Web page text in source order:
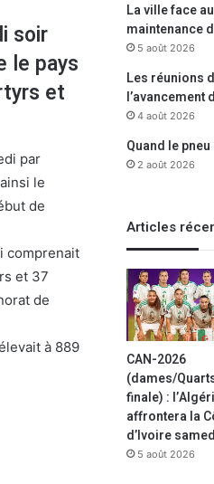
soir
le pays
et
par
le
de
comprenait
et 37
de
à 889
La ville face
maintenance
5 août 2026
Les réunions
l’avancement
4 août 2026
Quand le
2 août 2026
Articles
CAN-2026
(dames/
finale) :
affrontera la
d’Ivoire
5 août 2026